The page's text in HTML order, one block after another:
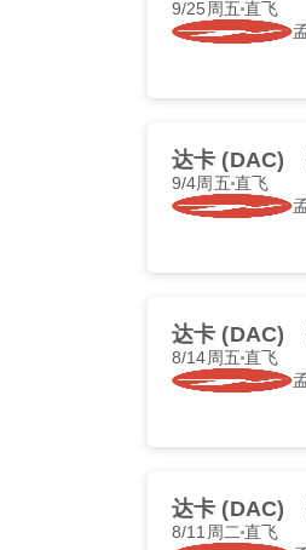
9/25周五 直飞
达卡 (DAC)
9/4周五 直飞
达卡 (DAC)
8/14周五 直飞
达卡 (DAC)
8/11周二 直飞